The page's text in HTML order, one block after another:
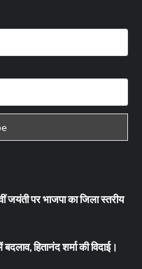
जयंती पर भाजपा का जिला स्तरीय
हितानंद शर्मा की विदाई।